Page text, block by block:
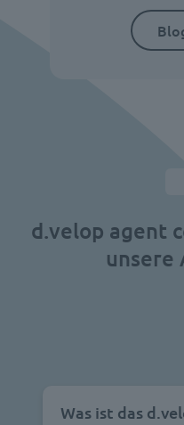
d.velop agent
unsere
Was ist das